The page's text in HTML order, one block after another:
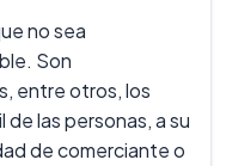
no sea
Son
entre otros, los
las personas, a su
de comerciante o